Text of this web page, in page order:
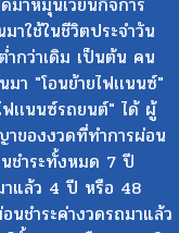
าใช้ในชีวิตประจำวัน
กว่าเดิม เป็นต้น คน
า "โอนย้ายไฟเเนนซ์"
เเนนซ์รถยนต์" ได้ ผู้
ของงวดที่ทำการผ่อน
นชำระทั้งหมด 7 ปี
าแล้ว 4 ปี หรือ 48
นชำระค่างวดรถมาแล้ว